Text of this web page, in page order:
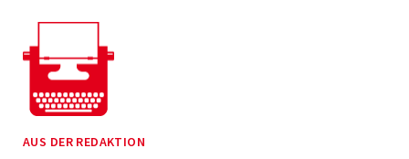
AUS DER REDAKTION